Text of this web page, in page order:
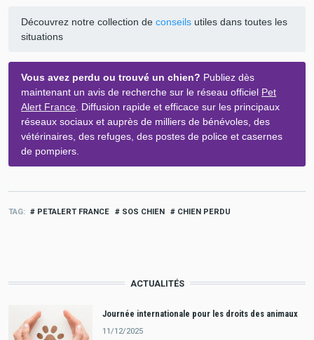
Découvrez notre collection deconseils utiles dans toutes les
situations
Vous avez perdu ou trouvé un chien? Publiez dès
maintenant un avis de recherche sur le réseau officiel Pet
Alert France . Diffusion rapide et efficace sur les principaux
réseaux sociaux et auprès de milliers de bénévoles, des
vétérinaires, des refuges, des postes de police et casernes
de pompiers.
TAG PETALERT FRANCE SOS CHIEN CHIEN PERDU
ACTUALITÉS
Journée internationale pour les droits des animaux
11/12/2025